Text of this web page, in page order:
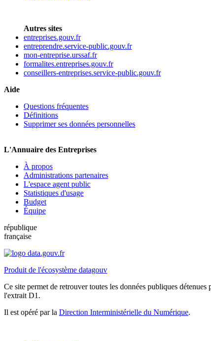
Autres sites
entreprises.gouv.fr
entreprendre.service-public.gouv.fr
mon-entreprise.urssaf.fr
formalites.entreprises.gouv.fr
conseillers-entreprises.service-public.gouv.fr
Aide
Questions fréquentes
Définitions
Supprimer ses données personnelles
L'Annuaire des Entreprises
À propos
Administrations partenaires
L'espace agent public
Statistiques d'usage
Budget
Équipe
république
française
Produit de l'écosystème datagouv
Ce site permet de retrouver toutes les données publiques
l'extrait D1.
Il est opéré par la Direction Interministérielle du Numérique.